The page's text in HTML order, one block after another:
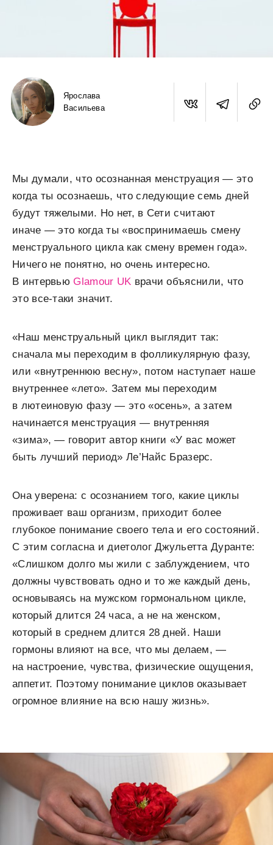
Ярослава
Васильева
Мы думали, что осознанная менструация — это
когда ты осознаешь, что следующие семь дней
будут тяжелыми. Но нет, в Сети считают
иначе — это когда ты «воспринимаешь смену
менструального цикла как смену времен года».
Ничего не понятно, но очень интересно.
В интервью Glamour UK врачи объяснили, что
это все-таки значит.
«Наш менструальный цикл выглядит так:
сначала мы переходим в фолликулярную фазу,
или «внутреннюю весну», потом наступает наше
внутреннее «лето». Затем мы переходим
в лютеиновую фазу — это «осень», а затем
начинается менструация — внутренняя
«зима», — говорит автор книги «У вас может
быть лучший период» Ле’Найс Бразерс.
Она уверена: с осознанием того, какие циклы
проживает ваш организм, приходит более
глубокое понимание своего тела и его состояний.
С этим согласна и диетолог Джульетта Дуранте:
«Слишком долго мы жили с заблуждением, что
должны чувствовать одно и то же каждый день,
основываясь на мужском гормональном цикле,
который длится 24 часа, а не на женском,
который в среднем длится 28 дней. Наши
гормоны влияют на все, что мы делаем, —
на настроение, чувства, физические ощущения,
аппетит. Поэтому понимание циклов оказывает
огромное влияние на всю нашу жизнь».